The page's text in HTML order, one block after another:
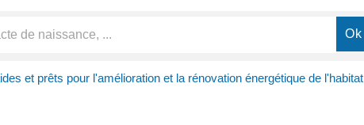
et prêts pour l'amélioration et la rénovation énergétique de l'habitat